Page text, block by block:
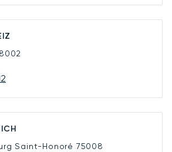
8002
Saint-Honoré 75008